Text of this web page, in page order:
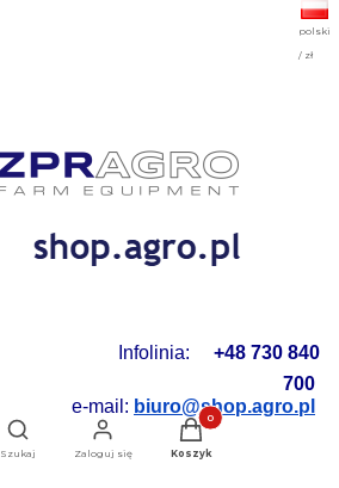
polski
/ zł
Infolinia: +48 730 840
700
e-mail: biuro@shop.agro.pl
Otwórz wyszukiwarkę
Szukaj Zaloguj się
Produkty w koszyku: 0.
Koszyk